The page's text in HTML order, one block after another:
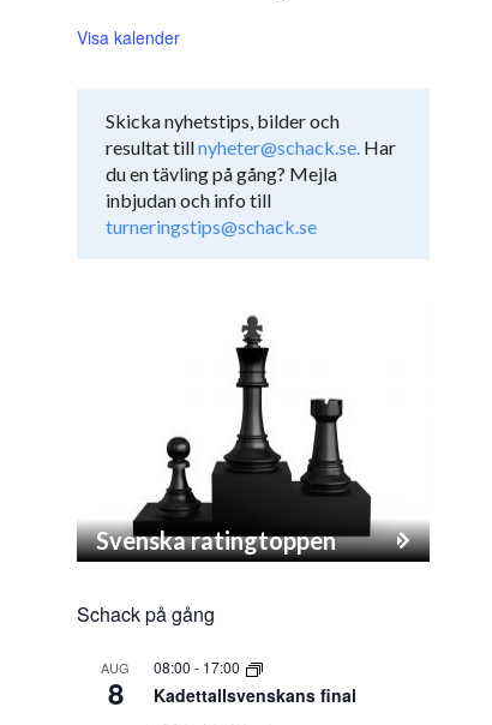
Visa kalender
Skicka nyhetstips, bilder och
resultat tillnyheter@schack.se. Har
du en tävling på gång? Mejla
inbjudan och info till
turneringstips@schack.se
Svenska ratingtoppen
Schack på gång
AUG
8
08:00 - 17:00
Kadettallsvenskans final